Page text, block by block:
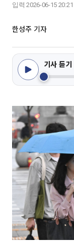
입력 2026-06-15 20:21
한성주 기자
기사 듣기